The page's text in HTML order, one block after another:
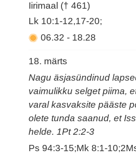
Iirimaal († 461)
Lk 10:1-12,17-20;
06.32- 18.28
18. märts
Nagu äsjasündinud
vaimulikku selget piima,
varal kasvaksite pääste
olete tunda saanud, et
helde. 1Pt 2:2-3
Ps 94:3-15;Mk 8:1-